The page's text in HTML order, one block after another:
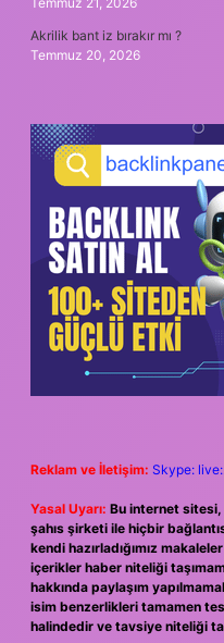
Akrilik bant iz bırakır mı ?
Temmuz 20, 2026
Reklam ve İletişim: Skype:
Yasal Uyarı: Bu internet
şahıs şirketi ile hiçbir
kendi hazırladığımız
içerikler haber niteliği
hakkında paylaşım
isim benzerlikleri tamamen
halindedir ve tavsiye niteliği